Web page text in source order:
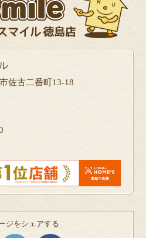
佐古二番町13-18
ジをシェアする